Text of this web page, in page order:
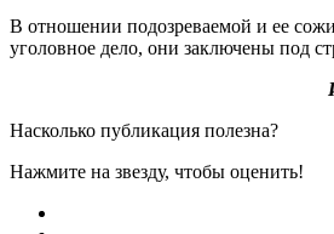
В отношении подозреваемой и ее
уголовное дело, они заключены под
Насколько публикация полезна?
Нажмите на звезду, чтобы оценить!